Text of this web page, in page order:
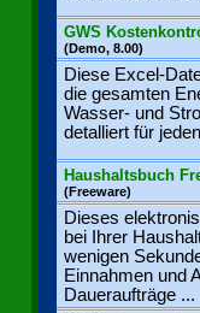
GWS
(Demo, 8.00)
Diese Excel-
die gesamten
Wasser- und
detalliert für
Haushaltsbuch
(Freeware)
Dieses
bei Ihrer
wenigen
Einnahmen und
Daueraufträge ...